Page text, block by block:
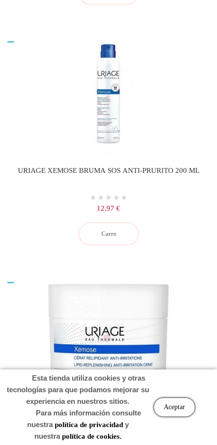
URIAGE XEMOSE BRUMA SOS ANTI-PRURITO 200 ML
Precio
12,97 €
Carro
URIAGE XEMOSE CERAT 200 ML
Esta tienda utiliza cookies y otras
tecnologías para que podamos mejorar su
experiencia en nuestros sitios.
Para más información consulte
nuestrapolítica de privacidady
nuestrapolítica de cookies.
Aceptar